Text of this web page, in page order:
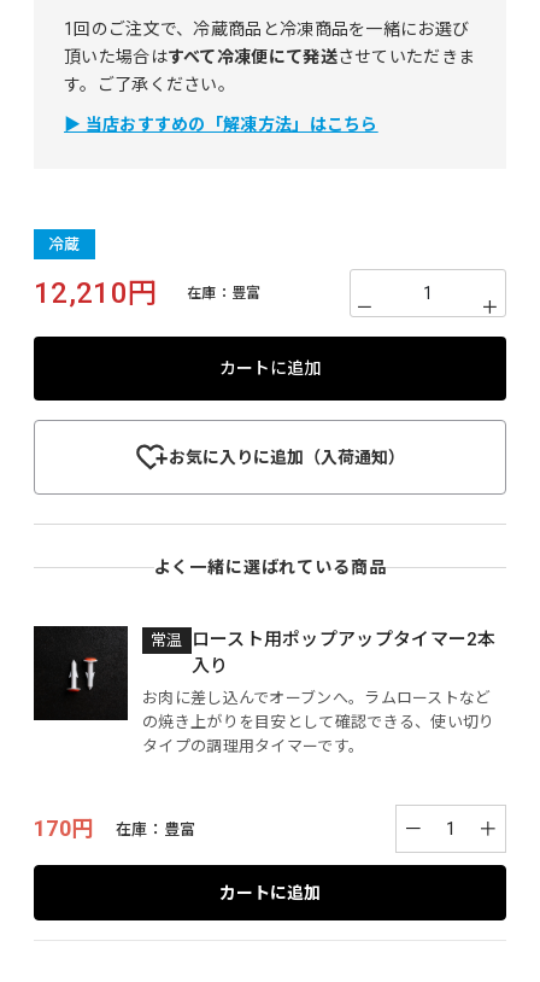
1回のご注文で、冷蔵商品と冷凍商品を一緒にお選び
頂いた場合はすべて冷凍便にて発送させていただきま
す。ご了承ください。
▶ 当店おすすめの「解凍方法」はこちら
冷蔵
12,210円 在庫： 豊富
＋
－
カートに追加
お気に入りに追加（入荷通知）
よく一緒に選ばれている商品
常温
ロースト用ポップアップタイマー2本
入り
お肉に差し込んでオーブンへ。ラムローストなど
の焼き上がりを目安として確認できる、使い切り
タイプの調理用タイマーです。
170円 在庫： 豊富 － ＋
カートに追加